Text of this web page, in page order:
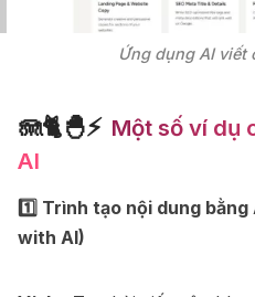
Ứng dụng AI viết
🪼🐈🐣⚡ Một số ví dụ
AI
1️⃣ Trình tạo nội dung
with AI)